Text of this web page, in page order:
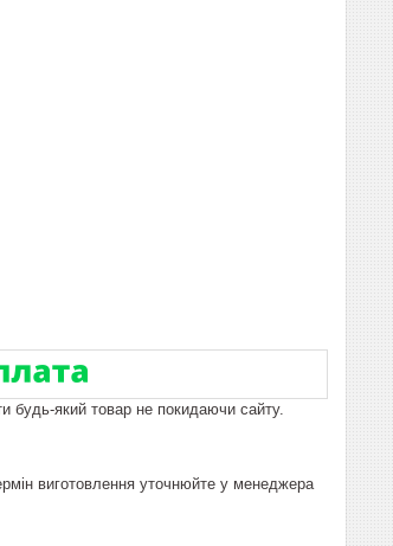
будь-який товар не покидаючи сайту.
виготовлення уточнюйте у менеджера